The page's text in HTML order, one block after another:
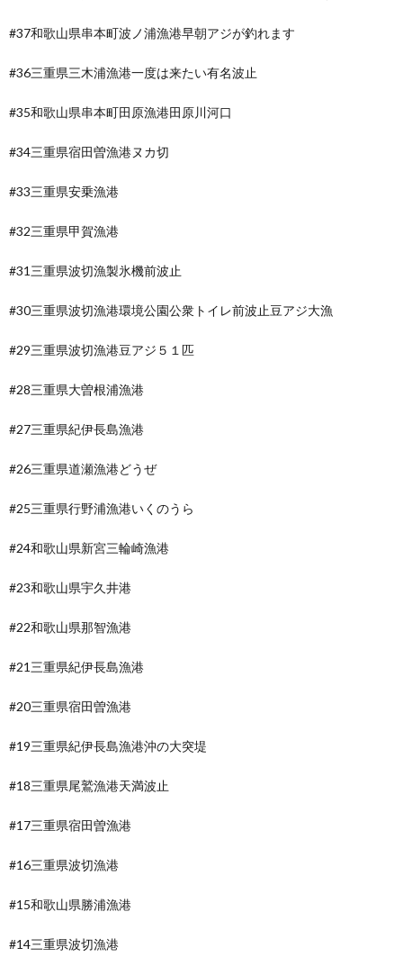
#37和歌山県串本町波ノ浦漁港早朝アジが釣れます
#36三重県三木浦漁港一度は来たい有名波止
#35和歌山県串本町田原漁港田原川河口
#34三重県宿田曽漁港ヌカ切
#33三重県安乗漁港
#32三重県甲賀漁港
#31三重県波切漁製氷機前波止
#30三重県波切漁港環境公園公衆トイレ前波止豆アジ大漁
#29三重県波切漁港豆アジ５１匹
#28三重県大曽根浦漁港
#27三重県紀伊長島漁港
#26三重県道瀬漁港どうぜ
#25三重県行野浦漁港いくのうら
#24和歌山県新宮三輪崎漁港
#23和歌山県宇久井港
#22和歌山県那智漁港
#21三重県紀伊長島漁港
#20三重県宿田曽漁港
#19三重県紀伊長島漁港沖の大突堤
#18三重県尾鷲漁港天満波止
#17三重県宿田曽漁港
#16三重県波切漁港
#15和歌山県勝浦漁港
#14三重県波切漁港